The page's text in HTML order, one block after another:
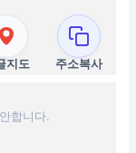
지도 주소복사
합니다.